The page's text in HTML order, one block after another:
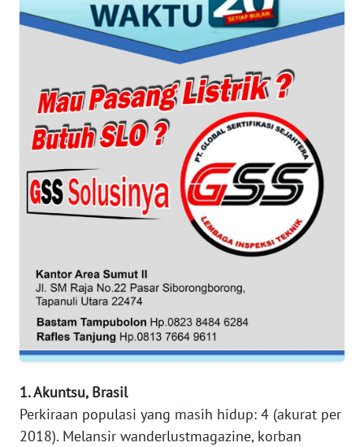
1. Akuntsu, Brasil
Perkiraan populasi yang masih hidup: 4 (akurat per
2018). Melansir wanderlustmagazine, korban
WN
WN
JAKARTA
JABAR
WN
WN
NTT
WN
KEPRI
WN
PAPUA